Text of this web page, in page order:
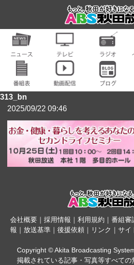
313_bn
2025/09/22 09:46
会社概要｜ 採用情報 ｜ 利用規約 ｜ 番組審
報 ｜ 放送基準 ｜ 後援依頼 ｜ リンク ｜ サイ
Copyright © Akita Broadcasting
掲載されている記事・写真等すべての